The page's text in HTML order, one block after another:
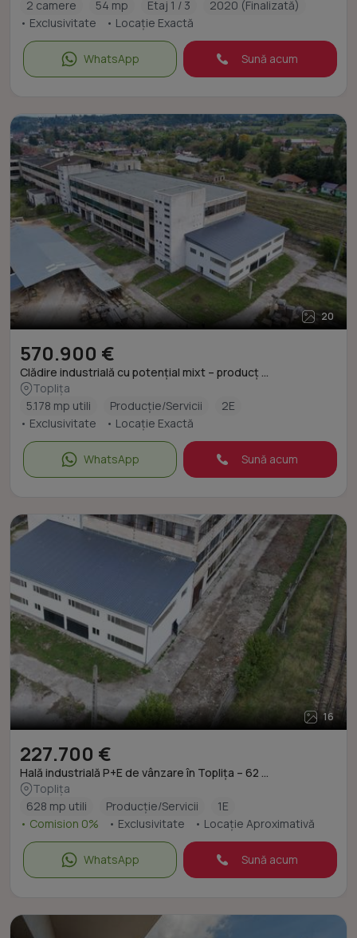
2 camere 54 mp Etaj 1 / 3
2020 (Finalizată)
• Exclusivitate
• Locație Exactă
WhatsApp Sună acum
20
570.900 €
Clădire industrială cu potențial mixt – producț ...
Toplița
5.178 mp utili
Producție/Servicii
2E
• Exclusivitate
• Locație Exactă
WhatsApp Sună acum
16
227.700 €
Hală industrială P+E de vânzare în Toplița – 62 ...
Toplița
628 mp utili
Producție/Servicii
1E
• Comision 0%
• Exclusivitate • Locație Aproximativă
WhatsApp Sună acum